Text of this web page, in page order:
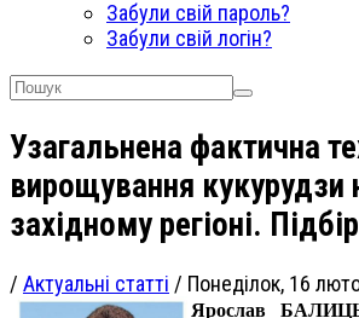
Забули свій пароль?
Забули свій логін?
Узагальнена фактична
вирощування кукурудзи
західному регіоні.
/ Актуальні статті / Понеділок, 16
Ярослав